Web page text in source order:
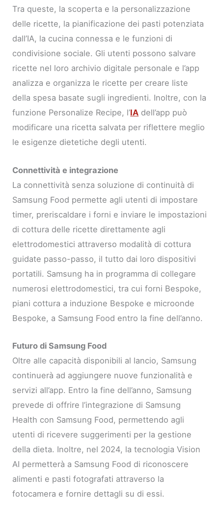
Tra queste, la scoperta e la personalizzazione
delle ricette, la pianificazione dei pasti potenziata
dall’IA, la cucina connessa e le funzioni di
condivisione sociale. Gli utenti possono salvare
ricette nel loro archivio digitale personale e l’app
analizza e organizza le ricette per creare liste
della spesa basate sugli ingredienti. Inoltre, con la
funzione Personalize Recipe, l’IA dell’app può
modificare una ricetta salvata per riflettere meglio
le esigenze dietetiche degli utenti.
Connettività e integrazione
La connettività senza soluzione di continuità di
Samsung Food permette agli utenti di impostare
timer, preriscaldare i forni e inviare le impostazioni
di cottura delle ricette direttamente agli
elettrodomestici attraverso modalità di cottura
guidate passo-passo, il tutto dai loro dispositivi
portatili. Samsung ha in programma di collegare
numerosi elettrodomestici, tra cui forni Bespoke,
piani cottura a induzione Bespoke e microonde
Bespoke, a Samsung Food entro la fine dell’anno.
Futuro di Samsung Food
Oltre alle capacità disponibili al lancio, Samsung
continuerà ad aggiungere nuove funzionalità e
servizi all’app. Entro la fine dell’anno, Samsung
prevede di offrire l’integrazione di Samsung
Health con Samsung Food, permettendo agli
utenti di ricevere suggerimenti per la gestione
della dieta. Inoltre, nel 2024, la tecnologia Vision
AI permetterà a Samsung Food di riconoscere
alimenti e pasti fotografati attraverso la
fotocamera e fornire dettagli su di essi.